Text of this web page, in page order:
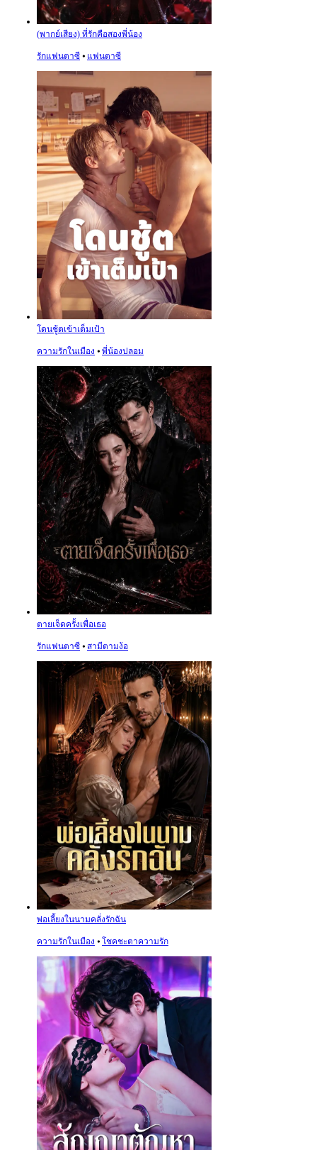
(พากย์เสียง) ที่รักคือสองพี่น้อง
รักแฟนตาซี ⦁ แฟนตาซี
โดนชู้ตเข้าเต็มเป้า
ความรักในเมือง ⦁ พี่น้องปลอม
ตายเจ็ดครั้งเพื่อเธอ
รักแฟนตาซี ⦁ สามีตามง้อ
พ่อเลี้ยงในนามคลั่งรักฉัน
ความรักในเมือง ⦁ โชคชะตาความรัก